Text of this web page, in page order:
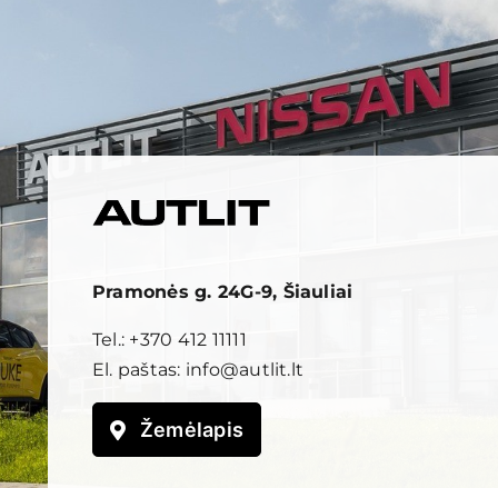
Pramonės g. 24G-9, Šiauliai
Tel.: +370 412 11111
El. paštas: info@autlit.lt
Žemėlapis